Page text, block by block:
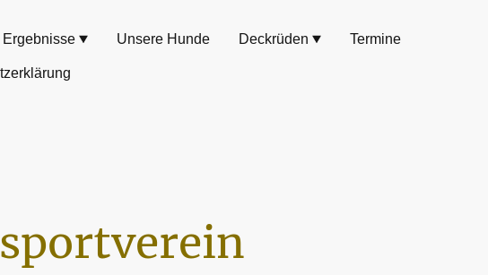
Ergebnisse Unsere Hunde Deckrüden Termine